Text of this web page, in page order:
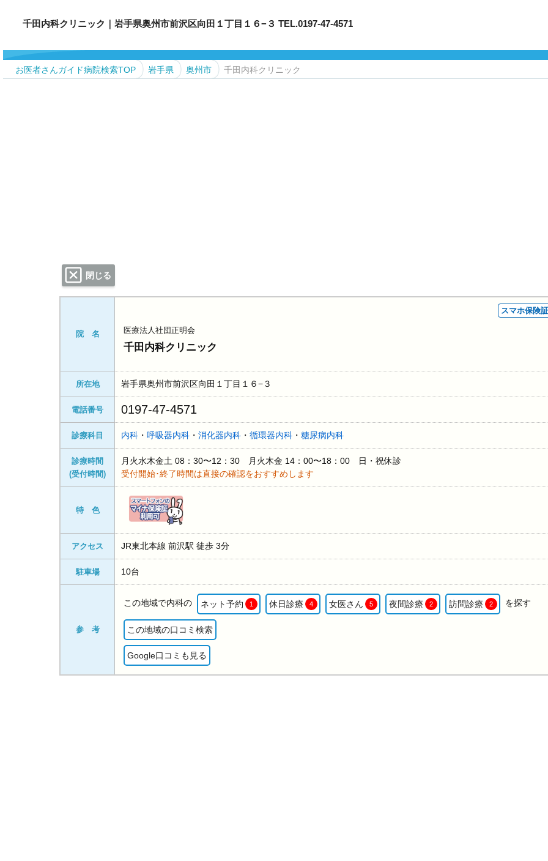
千田内科クリニック｜岩手県奥州市前沢区向田１丁目１６−３ TEL.0197-47-4571
お医者さんガイド病院検索TOP 岩手県 奥州市 千田内科クリニック
閉じる
院 名
スマホ保険証
医療法人社団正明会
千田内科クリニック
所在地 岩手県奥州市前沢区向田１丁目１６−３
電話番号 0197-47-4571
診療科目 内科 ・ 呼吸器内科 ・ 消化器内科 ・ 循環器内科 ・ 糖尿病内科
診療時間
(受付時間)
月火水木金土 08：30〜12：30 月火木金 14：00〜18：00 日・祝休診
受付開始･終了時間は直接の確認をおすすめします
特 色
アクセス JR東北本線 前沢駅 徒歩 3分
駐車場 10台
参 考
この地域で内科の ネット予約 1 休日診療 4 女医さん 5 夜間診療 2 訪問診療 2 を探す
この地域の口コミ検索
Google口コミも見る